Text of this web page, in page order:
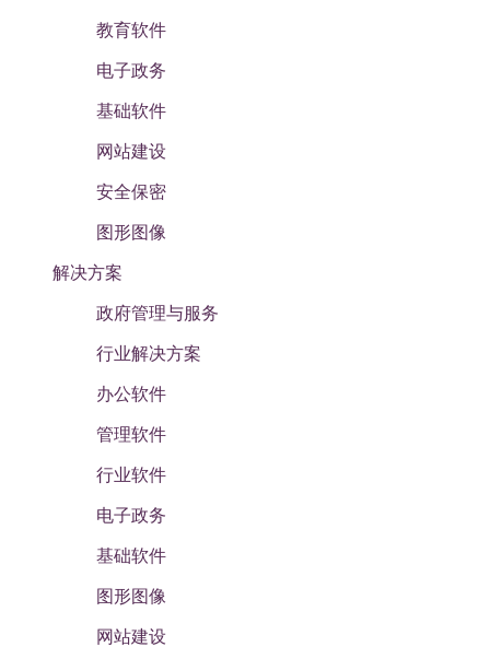
教育软件
电子政务
基础软件
网站建设
安全保密
图形图像
解决方案
政府管理与服务
行业解决方案
办公软件
管理软件
行业软件
电子政务
基础软件
图形图像
网站建设